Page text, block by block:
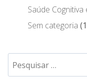
Saúde Cognitiva
Sem categoria